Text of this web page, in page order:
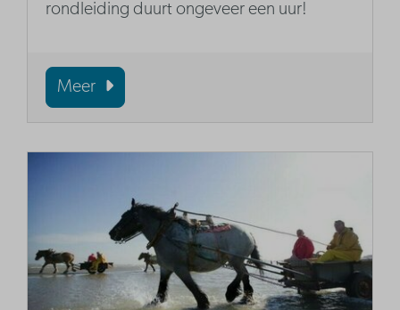
rondleiding duurt ongeveer een uur!
Meer